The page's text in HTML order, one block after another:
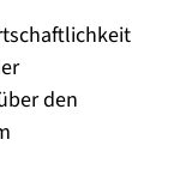
den